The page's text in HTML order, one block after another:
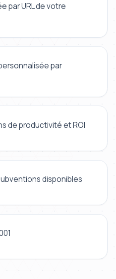
par URL de votre
par
de productivité et ROI
disponibles